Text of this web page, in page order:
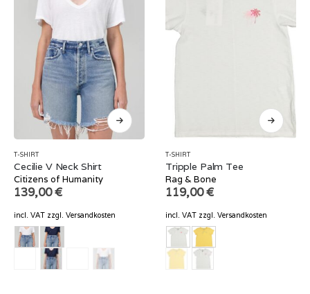
T-SHIRT
Cecilie V Neck Shirt
Citizens of Humanity
139,00€
incl. VAT zzgl. Versandkosten
T-SHIRT
Tripple Palm Tee
Rag & Bone
119,00€
incl. VAT zzgl. Versandkosten